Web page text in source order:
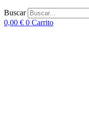
Buscar
0,00 € 0 Carrito